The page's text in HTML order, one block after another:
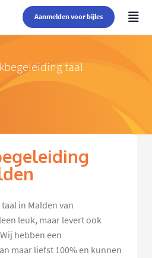
Aanmelden voor bijles
taal
in Malden van
leuk, maar levert ook
hebben een
maar liefst 100% en kunnen